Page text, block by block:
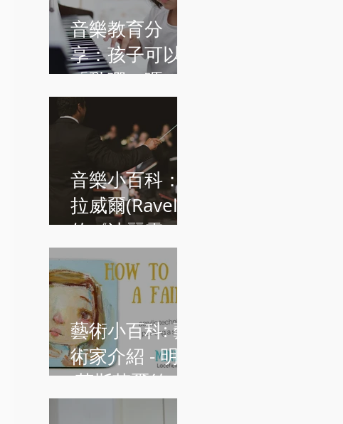
音樂教育分
享：孩子可以
「亂彈」嗎？
音樂小百科：
拉威爾(Ravel)
的《波麗露
Boléro》
藝術小百科: 藝
術家介紹 - 明迪
·萊斯菲爾德